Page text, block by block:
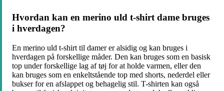
Hvordan kan en merino uld t-shirt dame bruges
i hverdagen?
En merino uld t-shirt til damer er alsidig og kan bruges i
hverdagen på forskellige måder. Den kan bruges som en basisk
top under forskellige lag af tøj for at holde varmen, eller den
kan bruges som en enkeltstående top med shorts, nederdel eller
bukser for en afslappet og behagelig stil. T-shirten kan også